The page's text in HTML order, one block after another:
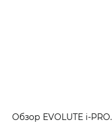
Обзор EVOLUTE i‑PRO.